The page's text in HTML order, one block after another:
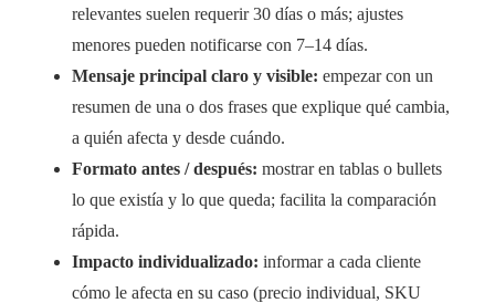
relevantes suelen requerir 30 días o más; ajustes
menores pueden notificarse con 7–14 días.
Mensaje principal claro y visible: empezar con un
resumen de una o dos frases que explique qué cambia,
a quién afecta y desde cuándo.
Formato antes / después: mostrar en tablas o bullets
lo que existía y lo que queda; facilita la comparación
rápida.
Impacto individualizado: informar a cada cliente
cómo le afecta en su caso (precio individual, SKU